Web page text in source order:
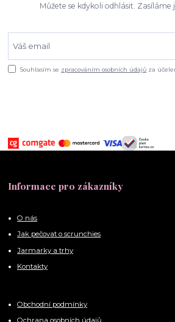
Můžete se kdykoli odhlásit. Zasíláme
Souhlasím se zpracováním osobních údajů za
Informace pro zákazníky
O nás
Jak pečovat o scrunchies
Jarmarky a trhy
Kontakty
Obchodní podmínky